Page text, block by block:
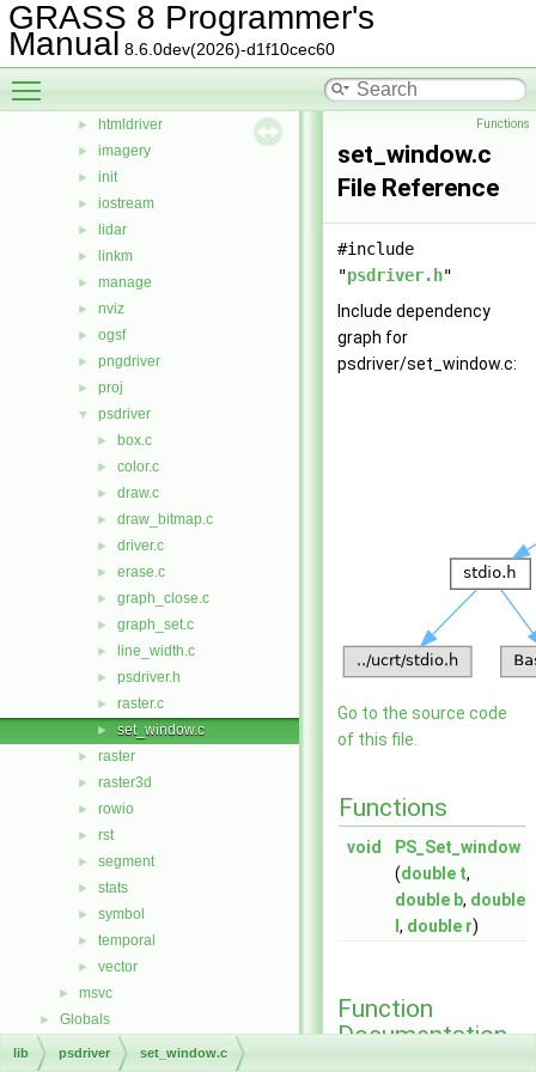
GRASS 8 Programmer's
Manual 8.6.0dev(2026)-d1f10cec60
► external
► gis
► gmath
► htmldriver
► imagery
► init
► iostream
► lidar
► linkm
► manage
► nviz
► ogsf
► pngdriver
► proj
▼ psdriver
► box.c
► color.c
► draw.c
► draw_bitmap.c
► driver.c
► erase.c
► graph_close.c
► graph_set.c
► line_width.c
► psdriver.h
► raster.c
► set_window.c
► raster
► raster3d
► rowio
► rst
► segment
► stats
► symbol
► temporal
► vector
► msvc
► Globals
Functions
set_window.c
File Reference
#include
"psdriver.h"
Include dependency
graph for
psdriver/set_window.c:
Go to the source code
of this file.
Functions
void
PS_Set_window
(double t,
double b, double
, double r)
Function
Documentation
lib psdriver set_window.c